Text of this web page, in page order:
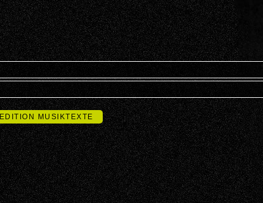
EDITION MUSIKTEXTE